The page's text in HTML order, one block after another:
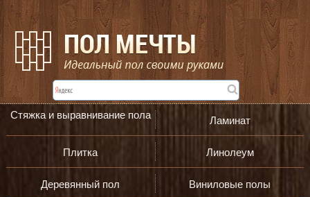
Стяжка и выравнивание пола Ламинат
Плитка Линолеум
Деревянный пол Виниловые полы